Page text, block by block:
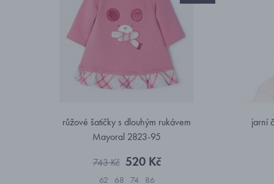
růžové šatičky s dlouhým rukávem
Mayoral 2823-95
743 Kč 520 Kč
62 68 74 86
jarní